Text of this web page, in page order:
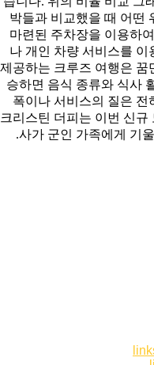
박들과 비교했을 때 어떤
마련된 주차장을 이용하
나 개인 차량 서비스를
제공하는 크루즈 여행은 꿈
승하면 음식 종류와 식사
폭이나 서비스의 질은 전
크리스틴 더피는 이번 신규
사가 군인 가족에게 기